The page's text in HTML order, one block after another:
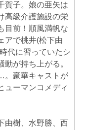
賀子。娘の亜矢は
高級介護施設の栄
目前！順風満帆な
アで桃井(松下由
代に習っていたシ
が持ち上がる。
。豪華キャストが
ューマンコメディ
由樹、水野勝、西